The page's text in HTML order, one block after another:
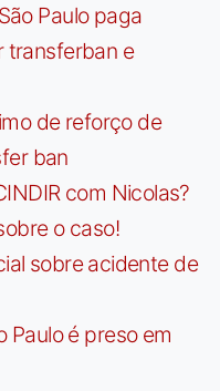
Paulo paga
transferban e
de reforço de
ban
com Nicolas?
o caso!
sobre acidente de
Paulo é preso em